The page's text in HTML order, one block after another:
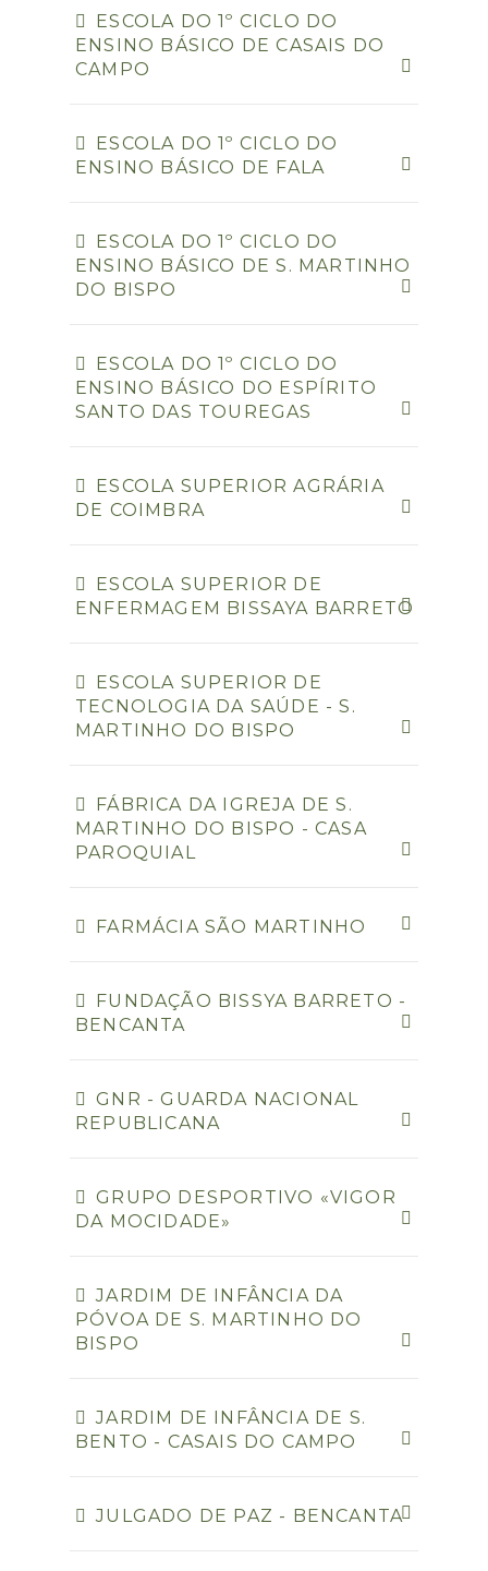
ESCOLA DO 1º CICLO DO
ENSINO BÁSICO DE CASAIS DO
CAMPO
ESCOLA DO 1º CICLO DO
ENSINO BÁSICO DE FALA
ESCOLA DO 1º CICLO DO
ENSINO BÁSICO DE S. MARTINHO
DO BISPO
ESCOLA DO 1º CICLO DO
ENSINO BÁSICO DO ESPÍRITO
SANTO DAS TOUREGAS
ESCOLA SUPERIOR AGRÁRIA
DE COIMBRA
ESCOLA SUPERIOR DE
ENFERMAGEM BISSAYA BARRETO
ESCOLA SUPERIOR DE
TECNOLOGIA DA SAÚDE - S.
MARTINHO DO BISPO
FÁBRICA DA IGREJA DE S.
MARTINHO DO BISPO - CASA
PAROQUIAL
FARMÁCIA SÃO MARTINHO
FUNDAÇÃO BISSYA BARRETO -
BENCANTA
GNR - GUARDA NACIONAL
REPUBLICANA
GRUPO DESPORTIVO «VIGOR
DA MOCIDADE»
JARDIM DE INFÂNCIA DA
PÓVOA DE S. MARTINHO DO
BISPO
JARDIM DE INFÂNCIA DE S.
BENTO - CASAIS DO CAMPO
JULGADO DE PAZ - BENCANTA